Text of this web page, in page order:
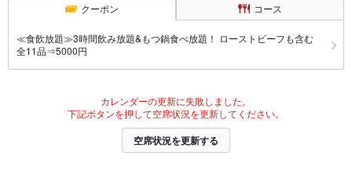
クーポン コース
≪食飲放題≫3時間飲み放題&もつ鍋食べ放題！ ローストビーフも含む
全11品⇒5000円
カレンダーの更新に失敗しました。
下記ボタンを押して空席状況を更新してください。
空席状況を更新する